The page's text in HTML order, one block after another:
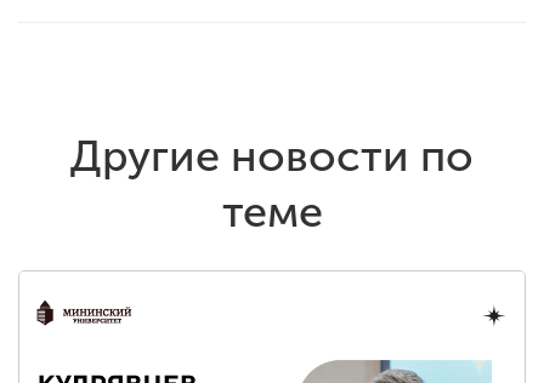
Другие новости по
теме